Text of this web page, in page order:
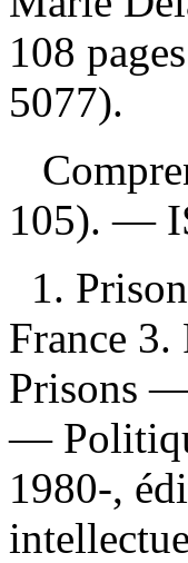
108
5077).
105). —
1.
France
Prisons
—
1980-,